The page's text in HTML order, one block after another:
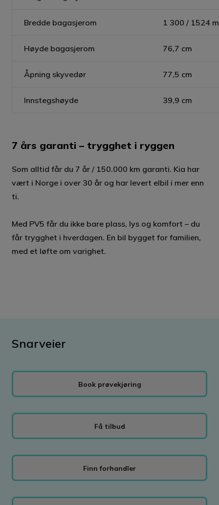
Bredde bagasjerom 1 300 / 1524
Høyde bagasjerom 76,7 cm
Åpning skyvedør 77,5 cm
Innstegshøyde 39,9 cm
7 års garanti – trygghet i ryggen
Som alltid får du 7 år / 150.000 km garanti. Kia har
vært i Norge i over 30 år og har levert elbil i mer enn
ti.
Med PV5 får du ikke bare plass, lys og komfort – du
får trygghet i hverdagen. En bil bygget for familien,
med et løfte om varighet.
Snarveier
Book prøvekjøring
Få tilbud
Finn forhandler